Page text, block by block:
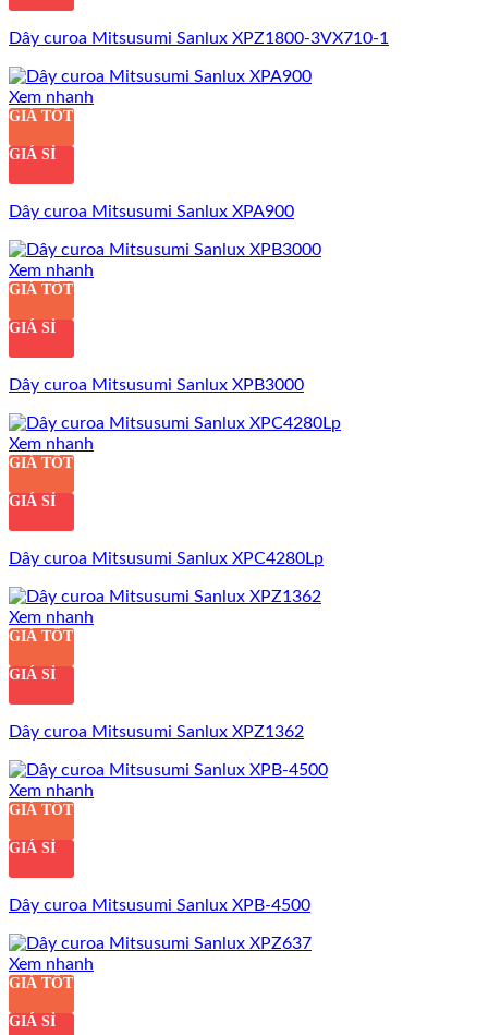
Dây curoa Mitsusumi Sanlux XPZ1800-3VX710-1
Xem nhanh
GIÁ TỐT
GIÁ SỈ
Dây curoa Mitsusumi Sanlux XPA900
Xem nhanh
GIÁ TỐT
GIÁ SỈ
Dây curoa Mitsusumi Sanlux XPB3000
Xem nhanh
GIÁ TỐT
GIÁ SỈ
Dây curoa Mitsusumi Sanlux XPC4280Lp
Xem nhanh
GIÁ TỐT
GIÁ SỈ
Dây curoa Mitsusumi Sanlux XPZ1362
Xem nhanh
GIÁ TỐT
GIÁ SỈ
Dây curoa Mitsusumi Sanlux XPB-4500
Xem nhanh
GIÁ TỐT
GIÁ SỈ